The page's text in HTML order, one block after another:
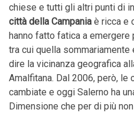
chiese e tutti gli altri punti di
città della Campania è ricca e
hanno fatto fatica a
tra cui quella sommariamente
dire la vicinanza geografica
Amalfitana. Dal 2006, però,
cambiate e oggi Salerno ha
Dimensione che per di più